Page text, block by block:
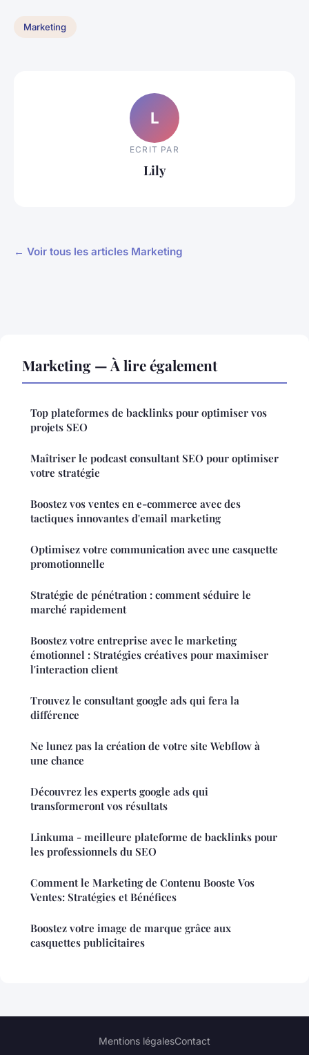
Marketing
L
ECRIT PAR
Lily
← Voir tous les articles Marketing
Marketing — À lire également
Top plateformes de backlinks pour optimiser vos
projets SEO
Maîtriser le podcast consultant SEO pour optimiser
votre stratégie
Boostez vos ventes en e-commerce avec des
tactiques innovantes d'email marketing
Optimisez votre communication avec une casquette
promotionnelle
Stratégie de pénétration : comment séduire le
marché rapidement
Boostez votre entreprise avec le marketing
émotionnel : Stratégies créatives pour maximiser
l'interaction client
Trouvez le consultant google ads qui fera la
différence
Ne lunez pas la création de votre site Webflow à
une chance
Découvrez les experts google ads qui
transformeront vos résultats
Linkuma - meilleure plateforme de backlinks pour
les professionnels du SEO
Comment le Marketing de Contenu Booste Vos
Ventes: Stratégies et Bénéfices
Boostez votre image de marque grâce aux
casquettes publicitaires
Mentions légalesContact